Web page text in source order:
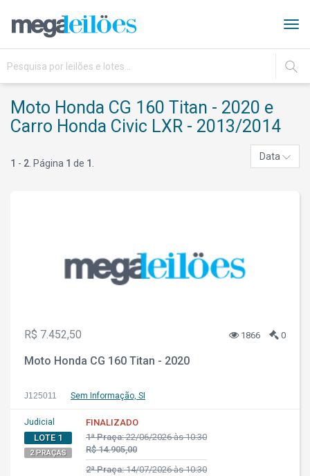
IR
Moto Honda CG 160 Titan - 2020 e
Carro Honda Civic LXR - 2013/2014
1 - 2 . Página 1 de 1
Data
R$ 7.452,50 1866 0
Moto Honda CG 160 Titan - 2020
J125011 Sem Informação, SI
Judicial
LOTE 1
2 PRAÇAS
FINALIZADO
1ª Praça:22/06/2026 às 10:30
R$ 14.905,00
2ª Praça:14/07/2026 às 10:30